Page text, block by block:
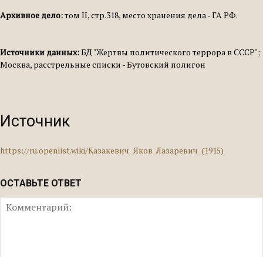
Архивное дело:том II, стр.318, место хранения дела - ГА РФ.
Источники данных:БД "Жертвы политического террора в СССР";
Москва, расстрельные списки - Бутовский полигон
Источник
https://ru.openlist.wiki/Казакевич_Яков_Лазаревич_(1915)
ОСТАВЬТЕ ОТВЕТ